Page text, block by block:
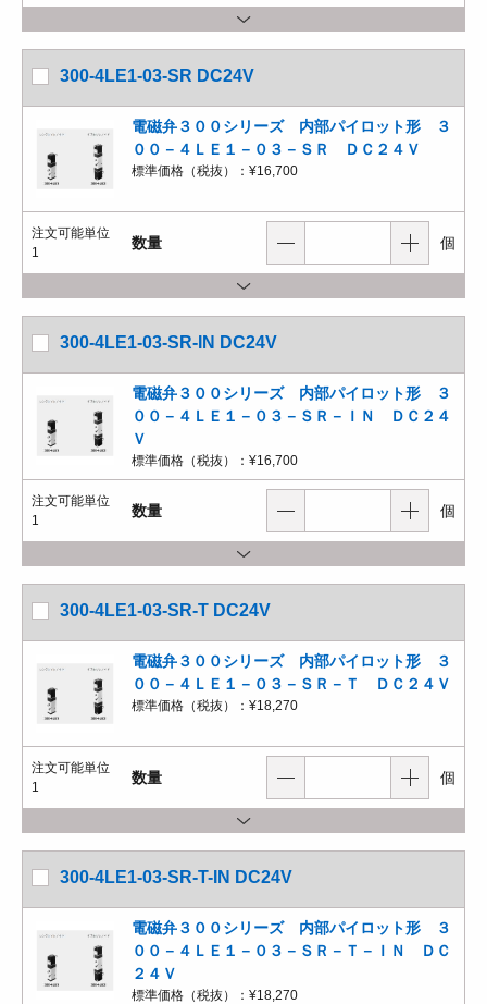
300-4LE1-03-SR DC24V
電磁弁３００シリーズ 内部パイロット形 ３
００－４ＬＥ１－０３－ＳＲ ＤＣ２４Ｖ
標準価格（税抜）： ¥16,700
注文可能単位
1
数量 個
300-4LE1-03-SR-IN DC24V
電磁弁３００シリーズ 内部パイロット形 ３
００－４ＬＥ１－０３－ＳＲ－ＩＮ ＤＣ２４
Ｖ
標準価格（税抜）： ¥16,700
注文可能単位
1
数量 個
300-4LE1-03-SR-T DC24V
電磁弁３００シリーズ 内部パイロット形 ３
００－４ＬＥ１－０３－ＳＲ－Ｔ ＤＣ２４Ｖ
標準価格（税抜）： ¥18,270
注文可能単位
1
数量 個
300-4LE1-03-SR-T-IN DC24V
電磁弁３００シリーズ 内部パイロット形 ３
００－４ＬＥ１－０３－ＳＲ－Ｔ－ＩＮ ＤＣ
２４Ｖ
標準価格（税抜）： ¥18,270